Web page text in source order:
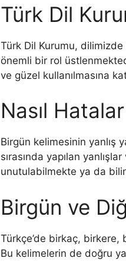
Türk Dil
Türk Dil Kurumu, dilimizde
önemli bir rol
ve güzel kullanılmasına
Nasıl Hatalar
Birgün kelimesinin yanlış
sırasında yapılan yanlışlar
unutulabilmekte ya da
Birgün ve
Türkçe’de birkaç,
Bu kelimelerin de doğru